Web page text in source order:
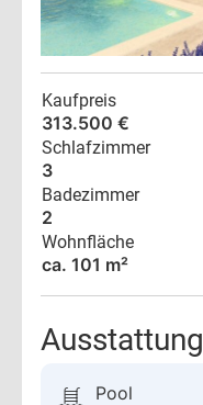
Kaufpreis
313.500 €
Schlafzimmer
3
Badezimmer
2
Wohnfläche
ca. 101 m²
Ausstattung
Pool